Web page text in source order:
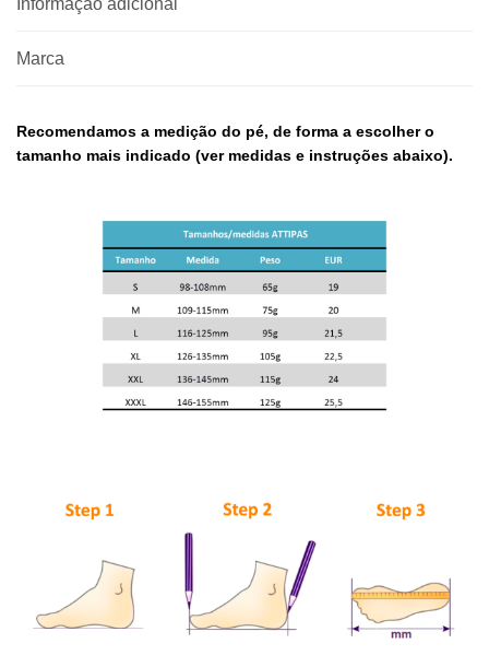
Informação adicional
Marca
Recomendamos a medição do pé, de forma a escolher o
tamanho mais indicado (ver medidas e instruções abaixo).